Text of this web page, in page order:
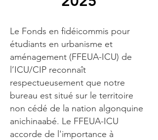
Le Fonds en fidéicommis pour
étudiants en urbanisme et
aménagement (FFEUA-ICU) de
l’ICU/CIP reconnaît
respectueusement que notre
bureau est situé sur le territoire
non cédé de la nation algonquine
anichinaabé. Le FFEUA-ICU
accorde de l'importance à